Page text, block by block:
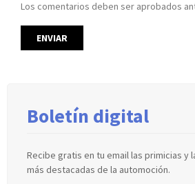
Los comentarios deben ser aprobados
Boletín digital
Recibe gratis en tu email las primicias y
más destacadas de la automoción.